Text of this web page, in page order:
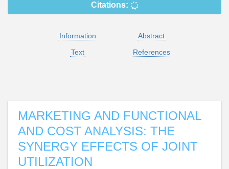
Citations:
Information
Abstract
Text
References
MARKETING AND FUNCTIONAL
AND COST ANALYSIS: THE
SYNERGY EFFECTS OF JOINT
UTILIZATION